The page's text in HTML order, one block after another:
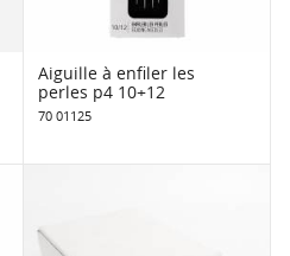
Aiguille à enfiler les
perles p4 10+12
70 01125